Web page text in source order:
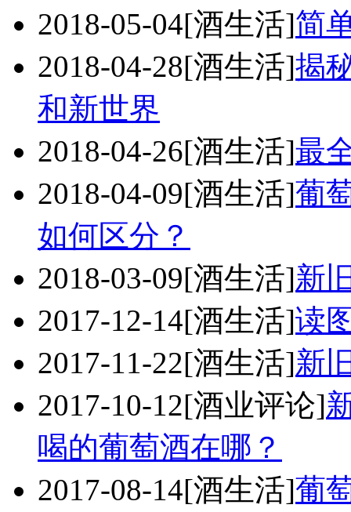
2018-05-04[酒生活]简
2018-04-28[酒生活]揭
和新世界
2018-04-26[酒生活]最
2018-04-09[酒生活]葡
如何区分？
2018-03-09[酒生活]新
2017-12-14[酒生活]读
2017-11-22[酒生活]新
2017-10-12[酒业评论]
喝的葡萄酒在哪？
2017-08-14[酒生活]葡